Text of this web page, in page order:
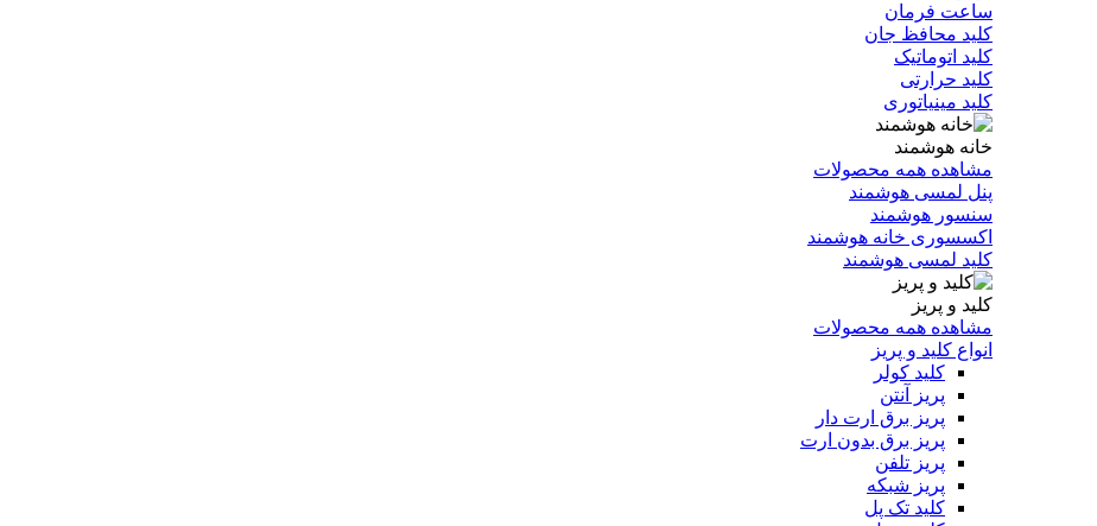
ساعت فرمان
کلید محافظ جان
کلید اتوماتیک
کلید حرارتی
کلید مینیاتوری
خانه هوشمند
مشاهده همه محصولات
پنل لمسی هوشمند
سنسور هوشمند
اکسسوری خانه هوشمند
کلید لمسی هوشمند
کلید و پریز
مشاهده همه محصولات
انواع کلید و پریز
کلید کولر
پریز آنتن
پریز برق ارت دار
پریز برق بدون ارت
پریز تلفن
پریز شبکه
کلید تک پل